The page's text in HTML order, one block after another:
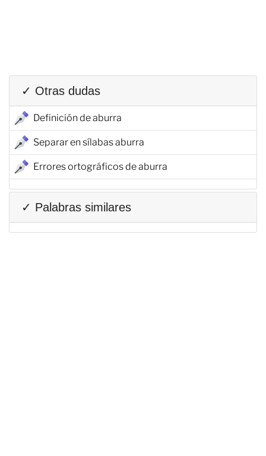
✓ Otras dudas
Definición de aburra
Separar en sílabas aburra
Errores ortográficos de aburra
✓ Palabras similares